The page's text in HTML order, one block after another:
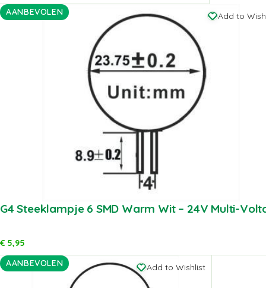
AANBEVOLEN
Add to
G4 Steeklampje 6 SMD Warm Wit – 24V Multi-
€5,95
AANBEVOLEN
Add to Wishlist